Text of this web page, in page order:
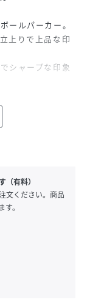
ールパーカー。
上りで上品な印
シャープな印象
面に仕上げてお
です。
有料）
文ください。商品
。